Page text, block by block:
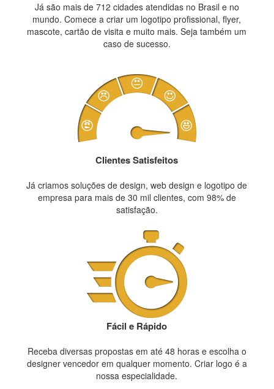
Já são mais de 712 cidades atendidas no Brasil e no
mundo. Comece a criar um logotipo profissional, flyer,
mascote, cartão de visita e muito mais. Seja também um
caso de sucesso.
Clientes Satisfeitos
Já criamos soluções de design, web design e logotipo de
empresa para mais de 30 mil clientes, com 98% de
satisfação.
Fácil e Rápido
Receba diversas propostas em até 48 horas e escolha o
designer vencedor em qualquer momento. Criar logo é a
nossa especialidade.